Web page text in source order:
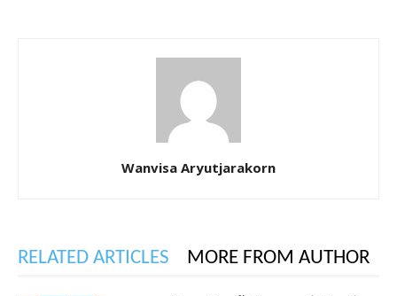
Wanvisa Aryutjarakorn
RELATED ARTICLES MORE FROM AUTHOR